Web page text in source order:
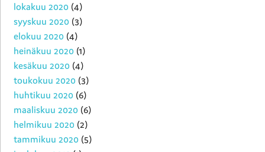
lokakuu 2020 (4)
syyskuu 2020 (3)
elokuu 2020 (4)
heinäkuu 2020 (1)
kesäkuu 2020 (4)
toukokuu 2020 (3)
huhtikuu 2020 (6)
maaliskuu 2020 (6)
helmikuu 2020 (2)
tammikuu 2020 (5)